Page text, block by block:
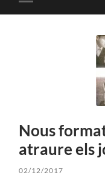
Toggle
mobile
Nous
atraure els
02/12/2017